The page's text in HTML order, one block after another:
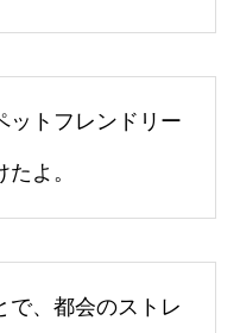
ットフレンドリー
よ。
で、都会のストレ